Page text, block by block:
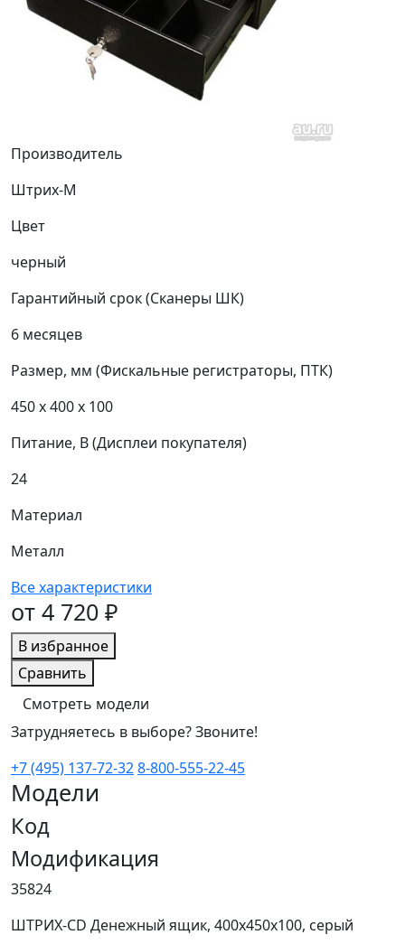
Производитель
Штрих-М
Цвет
черный
Гарантийный срок (Сканеры ШК)
6 месяцев
Размер, мм (Фискальные регистраторы, ПТК)
450 х 400 х 100
Питание, В (Дисплеи покупателя)
24
Материал
Металл
Все характеристики
от 4 720 ₽
В избранное
Сравнить
Смотреть модели
Затрудняетесь в выборе? Звоните!
+7 (495) 137-72-328-800-555-22-45
Модели
Код
Модификация
35824
ШТРИХ-CD Денежный ящик, 400х450х100, серый